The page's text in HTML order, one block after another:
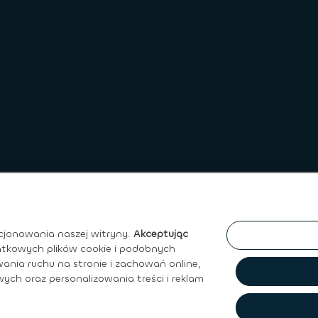
Prawo do ochrony Danych
naszej witryny. Akceptując
plików cookie i podobnych
ruchu na stronie i zachowań online,
oraz personalizowania treści i reklam